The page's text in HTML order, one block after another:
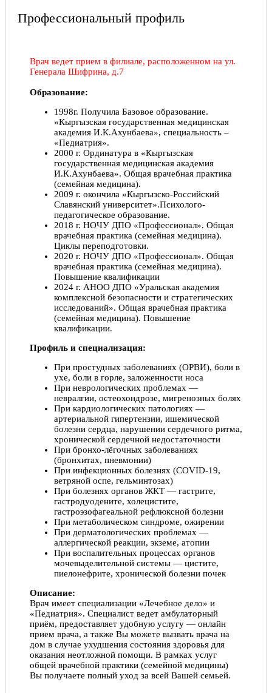
Профессиональный профиль
Врач ведет прием в филиале, расположенном на ул.
Генерала Шифрина, д.7
Образование:
1998г. Получила Базовое образование.
«Кыргызская государственная медицинская
академия И.К.Ахунбаева», специальность –
«Педиатрия».
2000 г. Ординатура в «Кыргызская
государственная медицинская академия
И.К.Ахунбаева». Общая врачебная практика
(семейная медицина).
2009 г. окончила «Кыргызско-Российский
Славянский университет».Психолого-
педагогическое образование.
2018 г. НОЧУ ДПО «Профессионал». Общая
врачебная практика (семейная медицина).
Циклы переподготовки.
2020 г. НОЧУ ДПО «Профессионал». Общая
врачебная практика (семейная медицина).
Повышение квалификации
2024 г. АНОО ДПО «Уральская академия
комплексной безопасности и стратегических
исследований». Общая врачебная практика
(семейная медицина). Повышение
квалификации.
Профиль и специализация:
При простудных заболеваниях (ОРВИ), боли в
ухе, боли в горле, заложенности носа
При неврологических проблемах —
невралгии, остеохондрозе, мигренозных болях
При кардиологических патологиях —
артериальной гипертензии, ишемической
болезни сердца, нарушении сердечного ритма,
хронической сердечной недостаточности
При бронхо-лёгочных заболеваниях
(бронхитах, пневмонии)
При инфекционных болезнях (COVID-19,
ветряной оспе, гельминтозах)
При болезнях органов ЖКТ — гастрите,
гастродуодените, холецистите,
гастроэзофагеальной рефлюксной болезни
При метаболическом синдроме, ожирении
При дерматологических проблемах —
аллергической реакции, экземе, атопии
При воспалительных процессах органов
мочевыделительной системы — цистите,
пиелонефрите, хронической болезни почек
Описание:
Врач имеет специализации «Лечебное дело» и
«Педиатрия». Специалист ведет амбулаторный
приём, предоставляет удобную услугу — онлайн
прием врача, а также Вы можете вызвать врача на
дом в случае ухудшения состояния здоровья для
оказания неотложной помощи. В рамках услуг
общей врачебной практики (семейной медицины)
Вы получаете полный уход за всей Вашей семьей.